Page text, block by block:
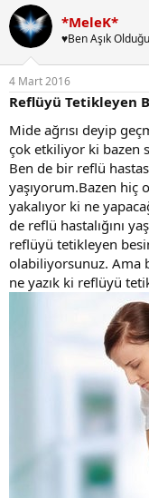
n
b
u
y
u
b
a
ş
l
a
t
a
n
l
a
ı
ç
a
r
i
h
i
*MeleK*
♥Ben Aşık
4 Mart 2016
Reflüyü Tetikleyen
Mide ağrısı deyip
çok etkiliyor ki bazen
Ben de bir reflü
yaşıyorum.Bazen hiç
yakalıyor ki ne
de reflü hastalığını
reflüyü tetikleyen
olabiliyorsunuz. Ama
ne yazık ki reflüyü